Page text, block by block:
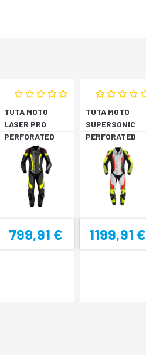
TUTA MOTO
LASER PRO
PERFORATED
NERO/GIALLO
FLUO
799,91 €
TUTA MOTO
SUPERSONIC
PERFORATED
NERO/GIALLO
1199,91 €